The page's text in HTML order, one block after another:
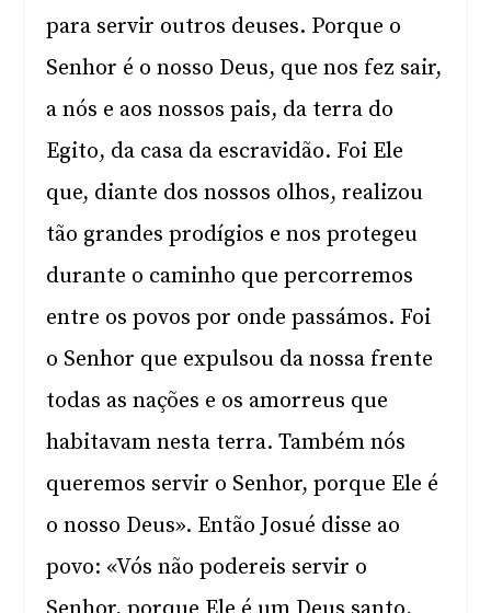
para servir outros deuses. Porque o
Senhor é o nosso Deus, que nos fez sair,
a nós e aos nossos pais, da terra do
Egito, da casa da escravidão. Foi Ele
que, diante dos nossos olhos, realizou
tão grandes prodígios e nos protegeu
durante o caminho que percorremos
entre os povos por onde passámos. Foi
o Senhor que expulsou da nossa frente
todas as nações e os amorreus que
habitavam nesta terra. Também nós
queremos servir o Senhor, porque Ele é
o nosso Deus». Então Josué disse ao
povo: «Vós não podereis servir o